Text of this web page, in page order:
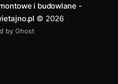
i budowlane -
© 2026
by Ghost